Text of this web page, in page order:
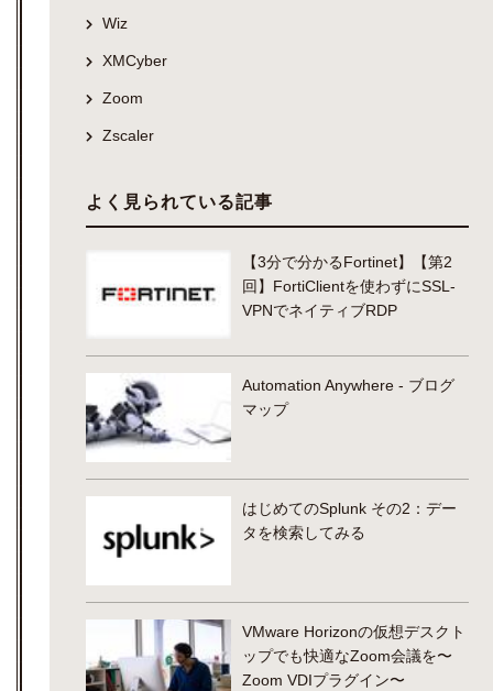
Wiz
XMCyber
Zoom
Zscaler
よく見られている記事
【3分で分かるFortinet】【第2
回】FortiClientを使わずにSSL-
VPNでネイティブRDP
Automation Anywhere - ブログ
マップ
はじめてのSplunk その2：デー
タを検索してみる
VMware Horizonの仮想デスクト
ップでも快適なZoom会議を〜
Zoom VDIプラグイン〜